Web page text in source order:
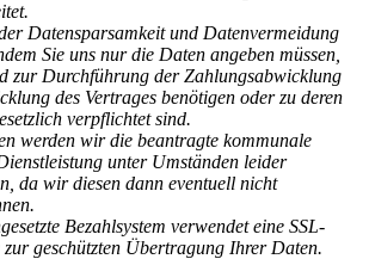
Datensparsamkeit und Datenvermeidung
Sie uns nur die Daten angeben müssen,
zur Durchführung der Zahlungsabwicklung
des Vertrages benötigen oder zu deren
verpflichtet sind.
werden wir die beantragte kommunale
unter Umständen leider
da wir diesen dann eventuell nicht
Bezahlsystem verwendet eine SSL-
zur geschützten Übertragung Ihrer Daten.